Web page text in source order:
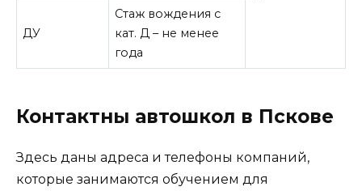
ДУ
Стаж вождения с
кат. Д – не менее
года
Контактны автошкол в Пскове
Здесь даны адреса и телефоны компаний,
которые занимаются обучением для